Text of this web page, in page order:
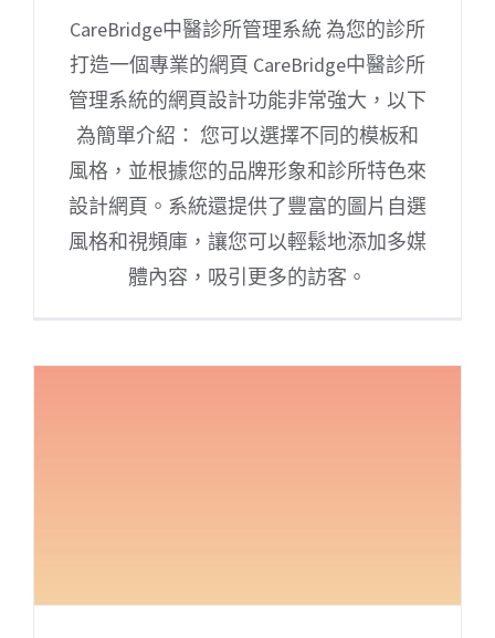
CareBridge中醫診所管理系統 為您的診所
打造一個專業的網頁 CareBridge中醫診所
管理系統的網頁設計功能非常強大，以下
為簡單介紹： 您可以選擇不同的模板和
風格，並根據您的品牌形象和診所特色來
設計網頁。系統還提供了豐富的圖片自選
風格和視頻庫，讓您可以輕鬆地添加多媒
體內容，吸引更多的訪客。